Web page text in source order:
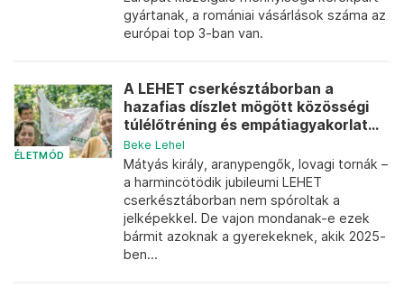
gyártanak, a romániai vásárlások száma az
európai top 3-ban van.
ÉLETMÓD
A LEHET cserkésztáborban a
hazafias díszlet mögött közösségi
túlélőtréning és empátiagyakorlat...
Beke Lehel
Mátyás király, aranypengők, lovagi tornák –
a harmincötödik jubileumi LEHET
cserkésztáborban nem spóroltak a
jelképekkel. De vajon mondanak-e ezek
bármit azoknak a gyerekeknek, akik 2025-
ben...